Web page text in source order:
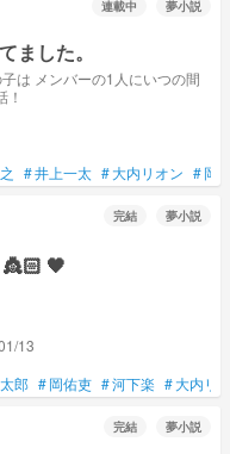
連載中 夢小説
ました。
は メンバーの1人にいつの間
#井上一太 #大内リオン #岡
完結 夢小説
🖤
13
郎 #岡佑吏 #河下楽 #大内リ
完結 夢小説